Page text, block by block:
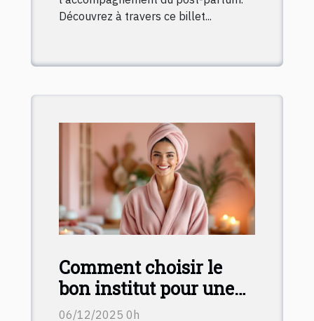
Découvrez à travers ce billet...
Comment choisir le
bon institut pour une
journée détente ?
06/12/2025 0h